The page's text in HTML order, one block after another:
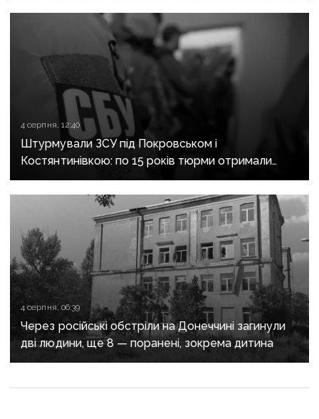
4 серпня, 12:40
Штурмували ЗСУ під Покровськом і
Костянтинівкою: по 15 років тюрми отримали
десятеро бойовиків, які воювали на боці рф
4 серпня, 06:39
Через російські обстріли на Донеччині загинули
дві людини, ще 8 — поранені, зокрема дитина